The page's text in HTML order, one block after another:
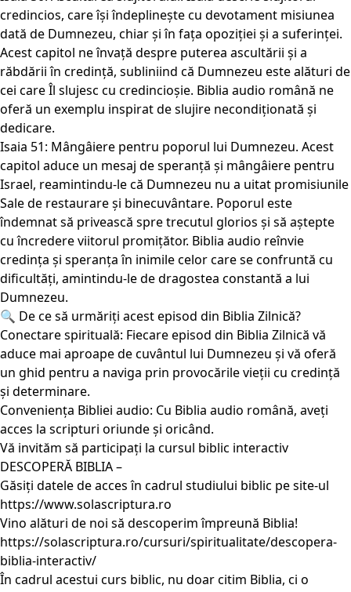
credincios, care își îndeplinește cu devotament misiunea
dată de Dumnezeu, chiar și în fața opoziției și a suferinței.
Acest capitol ne învață despre puterea ascultării și a
răbdării în credință, subliniind că Dumnezeu este alături de
cei care Îl slujesc cu credincioșie. Biblia audio română ne
oferă un exemplu inspirat de slujire necondiționată și
dedicare.
Isaia 51: Mângâiere pentru poporul lui Dumnezeu. Acest
capitol aduce un mesaj de speranță și mângâiere pentru
Israel, reamintindu-le că Dumnezeu nu a uitat promisiunile
Sale de restaurare și binecuvântare. Poporul este
îndemnat să privească spre trecutul glorios și să aștepte
cu încredere viitorul promițător. Biblia audio reînvie
credința și speranța în inimile celor care se confruntă cu
dificultăți, amintindu-le de dragostea constantă a lui
Dumnezeu.
🔍 De ce să urmăriți acest episod din Biblia Zilnică?
Conectare spirituală: Fiecare episod din Biblia Zilnică vă
aduce mai aproape de cuvântul lui Dumnezeu și vă oferă
un ghid pentru a naviga prin provocările vieții cu credință
și determinare.
Conveniența Bibliei audio: Cu Biblia audio română, aveți
acces la scripturi oriunde și oricând.
Vă invităm să participați la cursul biblic interactiv
DESCOPERĂ BIBLIA –
Găsiți datele de acces în cadrul studiului biblic pe site-ul
https://www.solascriptura.ro
Vino alături de noi să descoperim împreună Biblia!
https://solascriptura.ro/cursuri/spiritualitate/descopera-
biblia-interactiv/
În cadrul acestui curs biblic, nu doar citim Biblia, ci o